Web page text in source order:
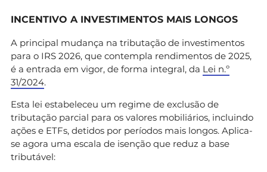
INCENTIVO A INVESTIMENTOS MAIS LONGOS
A principal mudança na tributação de investimentos
para o IRS 2026, que contempla rendimentos de 2025,
é a entrada em vigor, de forma integral, da Lei n.º
31/2024.
Esta lei estabeleceu um regime de exclusão de
tributação parcial para os valores mobiliários, incluindo
ações e ETFs, detidos por períodos mais longos. Aplica-
se agora uma escala de isenção que reduz a base
tributável: